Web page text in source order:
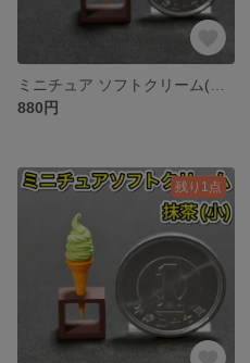
880円
残り1点